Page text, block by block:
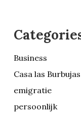
Business
Casa las Burbujas
emigratie
persoonlijk